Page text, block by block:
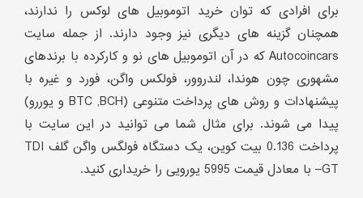
برای افرادی که توان خرید اتوموبیل های لوکس را ندارند،
همچنان گزینه های دیگری نیز وجود دارند. از جمله سایت
Autocoincars که در آن اتوموبیل های نو و کارکرده با برندهای
مشهوری چون هوندا، لندروور، فولکس واگن، فورد و غیره با
پیشنهادات و روش های پرداخت متنوعی (BTC ,BCH و یوررو)
پیدا می شوند. برای مثال شما می توانید در این سایت با
پرداخت 0.136 بیت کوین، یک دستگاه فولگس واگن گلف TDI
–GT با معادل قیمت 5995 یورویی را خریداری کنید.